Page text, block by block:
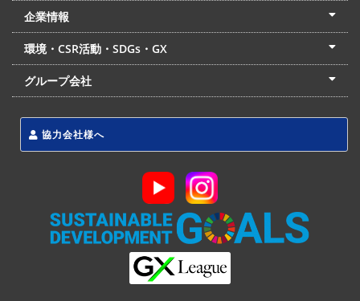
土木部門
建築部門
リフォーム部門
住宅部門
名古屋支店
東京支店
企業情報
会社概要
経営理念
沿革
リクルート
最新情報
お問合せ
環境・CSR活動・SDGs・GX
LSS流動化処理工法
CSR・SDGs・GX
発電事業
次世代ZEBオフィス
グループ会社
協力会社様へ